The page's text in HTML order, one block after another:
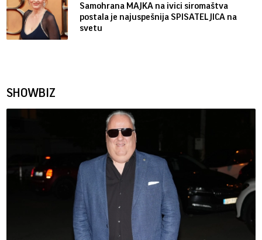
Samohrana MAJKA na ivici siromaštva
postala je najuspešnija SPISATELJICA na
svetu
SHOWBIZ